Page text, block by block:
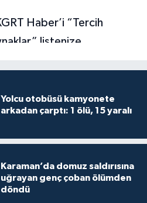
Yolcu otobüsü kamyonete
arkadan çarptı: 1 ölü, 15 yaralı
Karaman’da domuz saldırısına
uğrayan genç çoban ölümden
döndü